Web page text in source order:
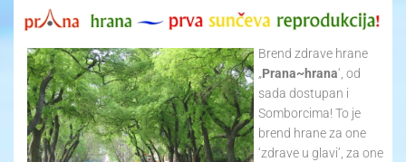
Brend zdrave hrane
„Prana~hrana‘, od
sada dostupan i
Somborcima! To je
brend hrane za one
‘zdrave u glavi’, za one